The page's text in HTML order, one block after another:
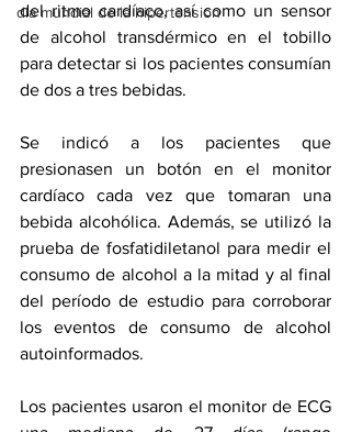
dia mundial de la hipertension
del ritmo cardíaco, así como un sensor
de alcohol transdérmico en el tobillo
para detectar si los pacientes consumían
de dos a tres bebidas.
Se indicó a los pacientes que
presionasen un botón en el monitor
cardíaco cada vez que tomaran una
bebida alcohólica. Además, se utilizó la
prueba de fosfatidiletanol para medir el
consumo de alcohol a la mitad y al final
del período de estudio para corroborar
los eventos de consumo de alcohol
autoinformados.
Los pacientes usaron el monitor de ECG